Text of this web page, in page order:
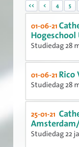
<< < 4 5
01-06-21
Studiedag 28
01-06-21 Rico
Studiedag 28
25-01-21
Studiedag 22